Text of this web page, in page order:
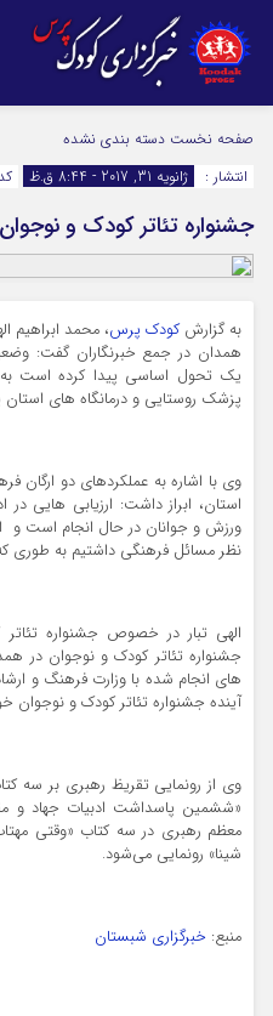
صفحه نخست دسته بندی نشده
انتشار :
ژانویه 31, 2017 - 8:44 ق.ظ
جشنواره تئاتر کودک و نوجوان
به گزارشکودک پرس، محمد ابراهیم
همدان در جمع خبرنگاران گفت:
یک تحول اساسی پیدا کرده است به
پزشک روستایی و درمانگاه های
وی با اشاره به عملکردهای دو ارگان
استان، ابراز داشت: ارزیابی هایی
ورزش و جوانان در حال انجام است و
نظر مسائل فرهنگی داشتیم به طوری
الهی تبار در خصوص جشنواره
آینده جشنواره تئاتر کودک و نوجوان
وی از رونمایی تقریظ رهبری بر سه
«ششمین پاسداشت ادبیات جهاد و
معظم رهبری در سه کتاب «وقتی
شینا» رونمایی می‌شود.
منبع: خبرگزاری شبستان